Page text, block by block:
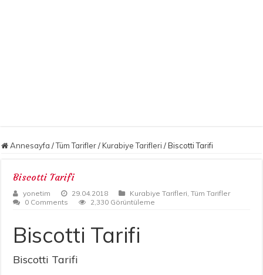
Annesayfa / Tüm Tarifler / Kurabiye Tarifleri / Biscotti Tarifi
Biscotti Tarifi
yonetim 29.04.2018 Kurabiye Tarifleri,Tüm Tarifler
0 Comments
2,330 Görüntüleme
Biscotti Tarifi
Biscotti Tarifi